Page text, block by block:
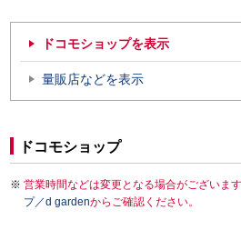
ドコモショップを表示
量販店などを表示
ドコモショップ
営業時間などは変更となる場合がございま
プ／d gardenからご確認ください。